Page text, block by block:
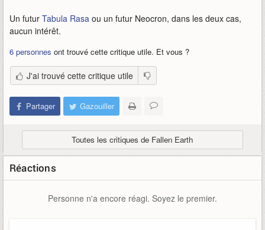
Un futur Tabula Rasa ou un futur Neocron, dans les deux cas,
aucun intérêt.
6 personnes ont trouvé cette critique utile. Et vous ?
J'ai trouvé cette critique utile
Partager Gazouiller
Toutes les critiques de Fallen Earth
Réactions
Personne n'a encore réagi. Soyez le premier.